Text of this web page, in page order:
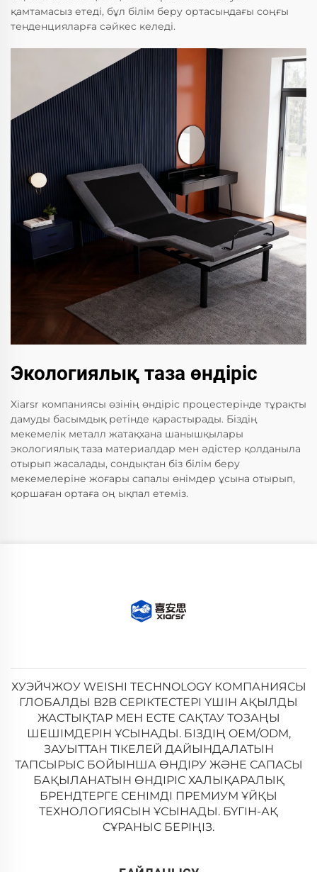
қамтамасыз етеді, бұл білім беру ортасындағы соңғы
тенденцияларға сәйкес келеді.
Экологиялық таза өндіріс
Xiarsr компаниясы өзінің өндіріс процестерінде тұрақты
дамуды басымдық ретінде қарастырады. Біздің
мекемелік металл жатақхана шанышқылары
экологиялық таза материалдар мен әдістер қолданыла
отырып жасалады, сондықтан біз білім беру
мекемелеріне жоғары сапалы өнімдер ұсына отырып,
қоршаған ортаға оң ықпал етеміз.
ХУЭЙЧЖОУ WEISHI TECHNOLOGY КОМПАНИЯСЫ
ГЛОБАЛДЫ B2B СЕРІКТЕСТЕРІ ҮШІН АҚЫЛДЫ
ЖАСТЫҚТАР МЕН ЕСТЕ САҚТАУ ТОЗАҢЫ
ШЕШІМДЕРІН ҰСЫНАДЫ. БІЗДІҢ OEM/ODM,
ЗАУЫТТАН ТІКЕЛЕЙ ДАЙЫНДАЛАТЫН
ТАПСЫРЫС БОЙЫНША ӨНДІРУ ЖӘНЕ САПАСЫ
БАҚЫЛАНАТЫН ӨНДІРІС ХАЛЫҚАРАЛЫҚ
БРЕНДТЕРГЕ СЕНІМДІ ПРЕМИУМ ҰЙҚЫ
ТЕХНОЛОГИЯСЫН ҰСЫНАДЫ. БҮГІН-АҚ
СҰРАНЫС БЕРІҢІЗ.